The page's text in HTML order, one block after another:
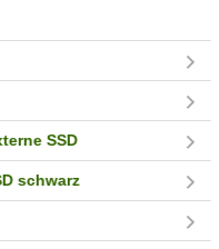
SSD
schwarz